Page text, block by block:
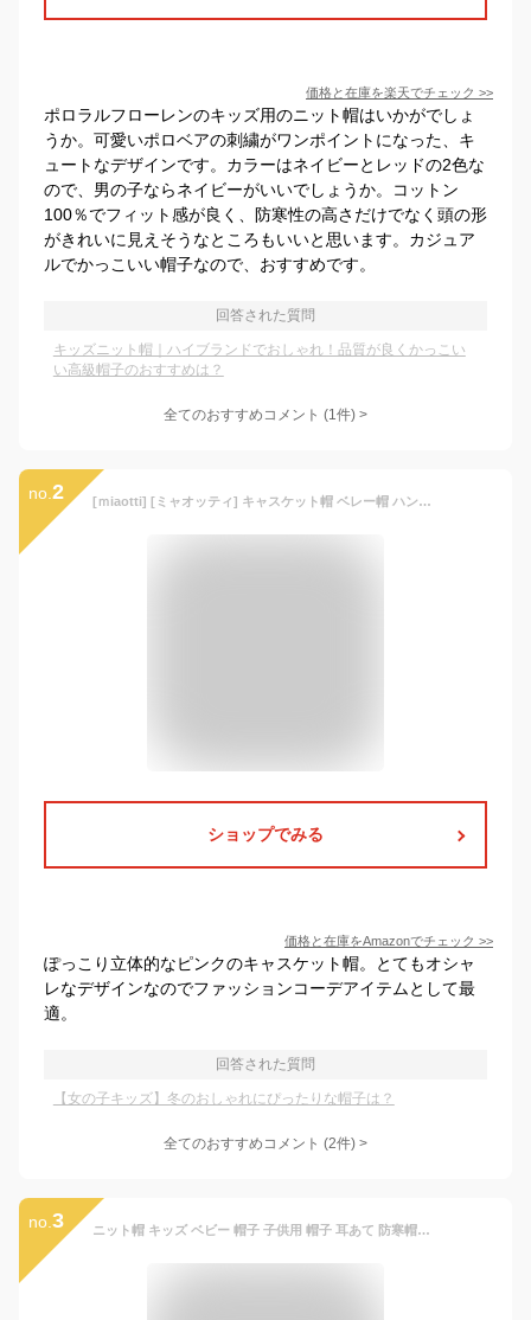
価格と在庫を楽天でチェック >>
ポロラルフローレンのキッズ用のニット帽はいかがでしょ
うか。可愛いポロベアの刺繍がワンポイントになった、キ
ュートなデザインです。カラーはネイビーとレッドの2色な
ので、男の子ならネイビーがいいでしょうか。コットン
100％でフィット感が良く、防寒性の高さだけでなく頭の形
がきれいに見えそうなところもいいと思います。カジュア
ルでかっこいい帽子なので、おすすめです。
回答された質問
キッズニット帽｜ハイブランドでおしゃれ！品質が良くかっこい
い高級帽子のおすすめは？
全てのおすすめコメント (1件) >
no. 2 [ｍiaotti] [ミャオッティ] キャスケット帽 ベレー帽 ハンチング ガールズ帽子 キッズキャップ 子ども 女の子 ツバ付き 子供用 (ピンク)
ショップでみる
価格と在庫をAmazonでチェック >>
ぽっこり立体的なピンクのキャスケット帽。とてもオシャ
レなデザインなのでファッションコーデアイテムとして最
適。
回答された質問
【女の子キッズ】冬のおしゃれにぴったりな帽子は？
全てのおすすめコメント (2件) >
no. 3 ニット帽 キッズ ベビー 帽子 子供用 帽子 耳あて 防寒帽子 秋冬 ベビー 防寒 ボア ポンポン 男の子 女の子 冬用ハット 男女兼用 ベビーニット帽 赤ちゃん 女の子 男の子 耳保護付き 無地 柔らかい 暖かい かわいい 防風 防寒 保温 メール便 送料無料